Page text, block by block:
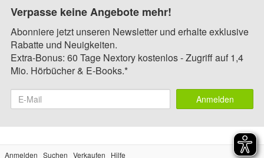
Verpasse keine Angebote mehr!
Abonniere jetzt unseren Newsletter und erhalte exklusive
Rabatte und Neuigkeiten.
Extra-Bonus: 60 Tage Nextory kostenlos - Zugriff auf 1,4
Mio. Hörbücher & E-Books.*
Anmelden
Anmelden Suchen Verkaufen Hilfe